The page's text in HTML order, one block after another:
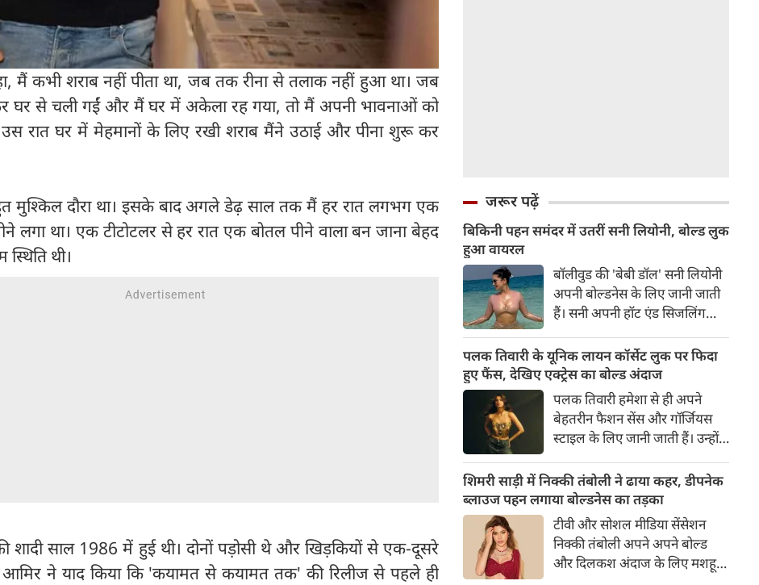
मैं कभी शराब नहीं पीता था, जब तक रीना से तलाक नहीं हुआ था। जब
घर से चली गईं और मैं घर में अकेला रह गया, तो मैं अपनी भावनाओं को
उस रात घर में मेहमानों के लिए रखी शराब मैंने उठाई और पीना शुरू कर
मुश्किल दौरा था। इसके बाद अगले डेढ़ साल तक मैं हर रात लगभग एक
लगा था। एक टीटोटलर से हर रात एक बोतल पीने वाला बन जाना बेहद
थी।
शादी साल 1986 में हुई थी। दोनों पड़ोसी थे और खिड़कियों से एक-दूसरे
ने याद किया कि 'कयामत से कयामत तक' की रिलीज से पहले ही
जरूर पढ़ें
बिकिनी पहन समंदर में उतरीं सनी लियोनी, बोल्ड लुक
हुआ वायरल
बॉलीवुड की 'बेबी डॉल' सनी लियोनी
अपनी बोल्डनेस के लिए जानी जाती
हैं। सनी अपनी हॉट एंड सिजलिंग
रहती हैं। फैंस सनी लियोनी की तस्वीरों
का बेसब्री से इंतजार करते हैं। इस बार
सनी लियोनी ने मालदीव वेकेशन से
अपनी कुछ बोल्ड तस्वीरें शेयर की है।
पलक तिवारी के यूनिक लायन कॉर्सेट लुक पर फिदा
हुए फैंस, देखिए एक्ट्रेस का बोल्ड अंदाज
पलक तिवारी हमेशा से ही अपने
बेहतरीन फैशन सेंस और गॉर्जियस
स्टाइल के लिए जानी जाती हैं। उन्होंने
फिर फैंस का दिल जीत लिया है।
पलक ने एक बेहद यूनीक और
स्टाइलिश गोल्डन कॉर्सेट टॉप में
अपनी कुछ तस्वीरें शेयर की है।
शिमरी साड़ी में निक्की तंबोली ने ढाया कहर, डीपनेक
ब्लाउज पहन लगाया बोल्डनेस का तड़का
टीवी और सोशल मीडिया सेंसेशन
निक्की तंबोली अपने अपने बोल्ड
और दिलकश अंदाज के लिए मशहूर